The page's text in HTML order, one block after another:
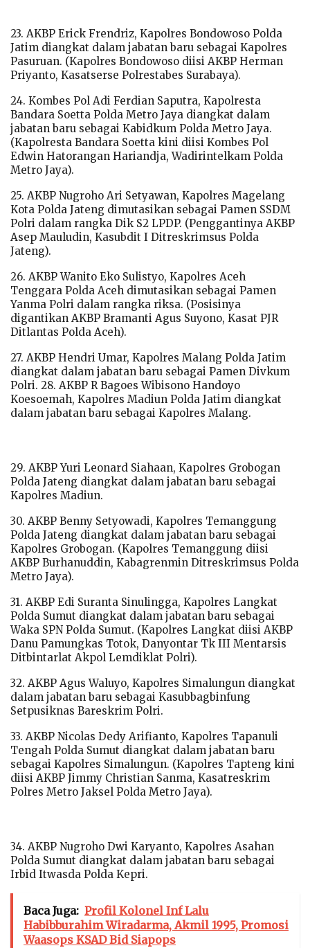
23. AKBP Erick Frendriz, Kapolres Bondowoso Polda
Jatim diangkat dalam jabatan baru sebagai Kapolres
Pasuruan. (Kapolres Bondowoso diisi AKBP Herman
Priyanto, Kasatserse Polrestabes Surabaya).
24. Kombes Pol Adi Ferdian Saputra, Kapolresta
Bandara Soetta Polda Metro Jaya diangkat dalam
jabatan baru sebagai Kabidkum Polda Metro Jaya.
(Kapolresta Bandara Soetta kini diisi Kombes Pol
Edwin Hatorangan Hariandja, Wadirintelkam Polda
Metro Jaya).
25. AKBP Nugroho Ari Setyawan, Kapolres Magelang
Kota Polda Jateng dimutasikan sebagai Pamen SSDM
Polri dalam rangka Dik S2 LPDP. (Penggantinya AKBP
Asep Mauludin, Kasubdit I Ditreskrimsus Polda
Jateng).
26. AKBP Wanito Eko Sulistyo, Kapolres Aceh
Tenggara Polda Aceh dimutasikan sebagai Pamen
Yanma Polri dalam rangka riksa. (Posisinya
digantikan AKBP Bramanti Agus Suyono, Kasat PJR
Ditlantas Polda Aceh).
27. AKBP Hendri Umar, Kapolres Malang Polda Jatim
diangkat dalam jabatan baru sebagai Pamen Divkum
Polri. 28. AKBP R Bagoes Wibisono Handoyo
Koesoemah, Kapolres Madiun Polda Jatim diangkat
dalam jabatan baru sebagai Kapolres Malang.
29. AKBP Yuri Leonard Siahaan, Kapolres Grobogan
Polda Jateng diangkat dalam jabatan baru sebagai
Kapolres Madiun.
30. AKBP Benny Setyowadi, Kapolres Temanggung
Polda Jateng diangkat dalam jabatan baru sebagai
Kapolres Grobogan. (Kapolres Temanggung diisi
AKBP Burhanuddin, Kabagrenmin Ditreskrimsus Polda
Metro Jaya).
31. AKBP Edi Suranta Sinulingga, Kapolres Langkat
Polda Sumut diangkat dalam jabatan baru sebagai
Waka SPN Polda Sumut. (Kapolres Langkat diisi AKBP
Danu Pamungkas Totok, Danyontar Tk III Mentarsis
Ditbintarlat Akpol Lemdiklat Polri).
32. AKBP Agus Waluyo, Kapolres Simalungun diangkat
dalam jabatan baru sebagai Kasubbagbinfung
Setpusiknas Bareskrim Polri.
33. AKBP Nicolas Dedy Arifianto, Kapolres Tapanuli
Tengah Polda Sumut diangkat dalam jabatan baru
sebagai Kapolres Simalungun. (Kapolres Tapteng kini
diisi AKBP Jimmy Christian Sanma, Kasatreskrim
Polres Metro Jaksel Polda Metro Jaya).
34. AKBP Nugroho Dwi Karyanto, Kapolres Asahan
Polda Sumut diangkat dalam jabatan baru sebagai
Irbid Itwasda Polda Kepri.
Baca Juga: Profil Kolonel Inf Lalu
Habibburahim Wiradarma, Akmil 1995, Promosi
Waasops KSAD Bid Siapops